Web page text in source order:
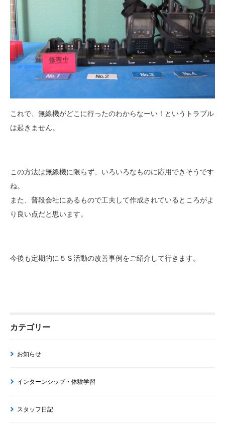
これで、無線機がどこに行ったのわからなーい！というトラブル
は起きません。
この方法は無線機に限らず、いろいろなものに応用できそうです
ね。
また、普段会社にあるもので工夫して作成されているところがよ
り良い点だと思います。
今後も定期的に５Ｓ活動の改善事例をご紹介して行きます。
カテゴリー
お知らせ
インターンシップ・体験学習
スタッフ日記